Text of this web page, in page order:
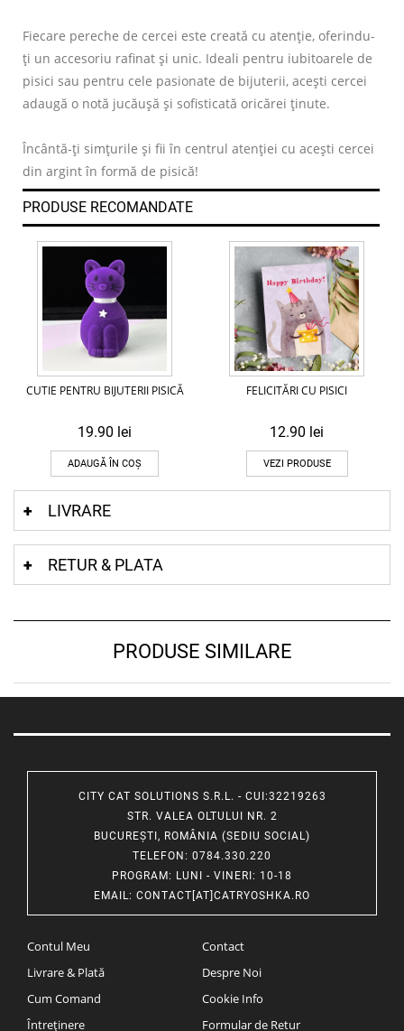
Fiecare pereche de cercei este creată cu atenție, oferindu-
ți un accesoriu rafinat și unic. Ideali pentru iubitoarele de
pisici sau pentru cele pasionate de bijuterii, acești cercei
adaugă o notă jucăușă și sofisticată oricărei ținute.
Încântă-ți simțurile și fii în centrul atenției cu acești cercei
din argint în formă de pisică!
PRODUSE RECOMANDATE
CUTIE PENTRU BIJUTERII PISICĂ
19.90 lei
ADAUGĂ ÎN COȘ
FELICITĂRI CU PISICI
12.90 lei
VEZI PRODUSE
LIVRARE
RETUR & PLATA
PRODUSE SIMILARE
CITY CAT SOLUTIONS S.R.L. - CUI:32219263
STR. VALEA OLTULUI NR. 2
BUCUREȘTI, ROMÂNIA (SEDIU SOCIAL)
TELEFON : 0784.330.220
PROGRAM: LUNI - VINERI: 10-18
EMAIL: CONTACT[AT]CATRYOSHKA.RO
Contul Meu
Livrare & Plată
Cum Comand
Întreținere
Contact
Despre Noi
Cookie Info
Formular de Retur